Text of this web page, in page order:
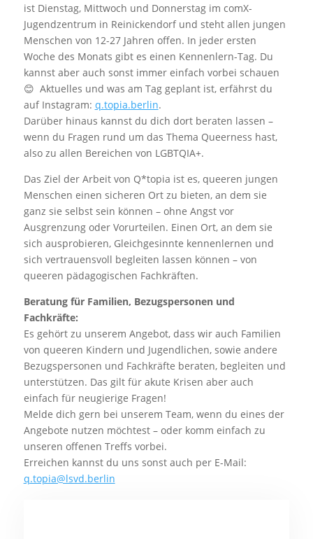
ist Dienstag, Mittwoch und Donnerstag im comX-
Jugendzentrum in Reinickendorf und steht allen jungen
Menschen von 12-27 Jahren offen. In jeder ersten
Woche des Monats gibt es einen Kennenlern-Tag. Du
kannst aber auch sonst immer einfach vorbei schauen
😊 Aktuelles und was am Tag geplant ist, erfährst du
auf Instagram: q.topia.berlin.
Darüber hinaus kannst du dich dort beraten lassen –
wenn du Fragen rund um das Thema Queerness hast,
also zu allen Bereichen von LGBTQIA+.
Das Ziel der Arbeit von Q*topia ist es, queeren jungen
Menschen einen sicheren Ort zu bieten, an dem sie
ganz sie selbst sein können – ohne Angst vor
Ausgrenzung oder Vorurteilen. Einen Ort, an dem sie
sich ausprobieren, Gleichgesinnte kennenlernen und
sich vertrauensvoll begleiten lassen können – von
queeren pädagogischen Fachkräften.
Beratung für Familien, Bezugspersonen und
Fachkräfte:
Es gehört zu unserem Angebot, dass wir auch Familien
von queeren Kindern und Jugendlichen, sowie andere
Bezugspersonen und Fachkräfte beraten, begleiten und
unterstützen. Das gilt für akute Krisen aber auch
einfach für neugierige Fragen!
Melde dich gern bei unserem Team, wenn du eines der
Angebote nutzen möchtest – oder komm einfach zu
unseren offenen Treffs vorbei.
Erreichen kannst du uns sonst auch per E-Mail:
q.topia@lsvd.berlin